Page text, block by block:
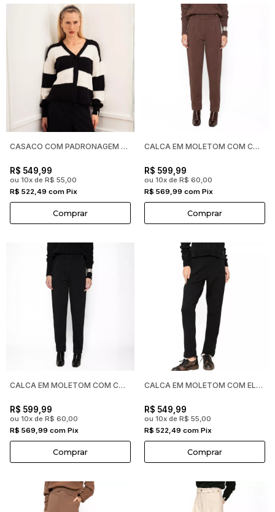
CASACO COM PADRONAGEM EM LISTRAS E BOTÕES FORRADOS BIAMAR FE
R$ 549,99
ou 10x de R$ 55,00
R$ 522,49 com Pix
Comprar
CALCA EM MOLETOM COM COS DETALHADO BIAMAR FEMININA
R$ 599,99
ou 10x de R$ 60,00
R$ 569,99 com Pix
Comprar
CALCA EM MOLETOM COM COS DETALHADO BIAMAR FEMININA
R$ 599,99
ou 10x de R$ 60,00
R$ 569,99 com Pix
Comprar
CALCA EM MOLETOM COM ELASTICO NA CINTURA E BARRA ASSIMETRICA
R$ 549,99
ou 10x de R$ 55,00
R$ 522,49 com Pix
Comprar